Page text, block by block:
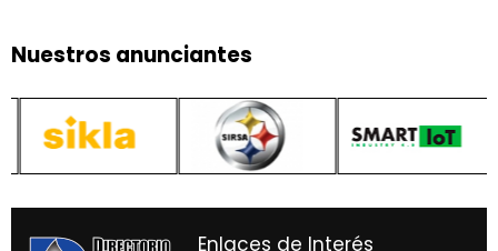
Nuestros anunciantes
Enlaces de Interés